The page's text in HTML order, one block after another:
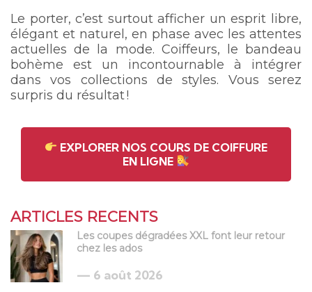
Le porter, c’est surtout afficher un esprit libre,
élégant et naturel, en phase avec les attentes
actuelles de la mode. Coiffeurs, le bandeau
bohème est un incontournable à intégrer
dans vos collections de styles. Vous serez
surpris du résultat !
EXPLORER NOS COURS DE COIFFURE
EN LIGNE
ARTICLES RECENTS
Les coupes dégradées XXL font leur retour
chez les ados
6 août 2026